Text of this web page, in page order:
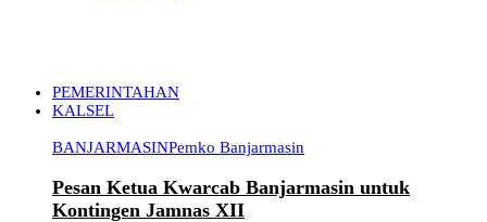
PEMERINTAHAN
KALSEL
BANJARMASINPemko Banjarmasin
Pesan Ketua Kwarcab Banjarmasin untuk
Kontingen Jamnas XII